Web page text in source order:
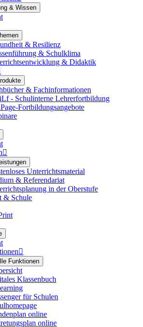
& Wissen
& Resilienz
& Schulklima
& Didaktik
& Fachinformationen
- Schulinterne Lehrerfortbildung
Fortbildungsangebote

Unterrichtsmaterial
& Referendariat
in der Oberstufe
& Schule

Funktionen
Klassenbuch
für Schulen
online
online